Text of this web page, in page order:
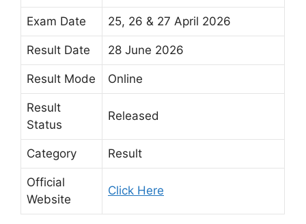
Exam Date 25, 26 & 27 April 2026
Result Date 28 June 2026
Result Mode Online
Result
Status
Released
Category Result
Official
Website
Click Here